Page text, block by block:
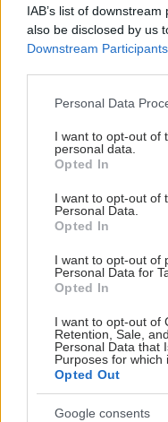
IAB’s list of
also be disclosed by us
Downstream Participants
Please note that this
not limited to your visit
grant or deny consent
use your data for below
consent section.
Personal Data
I want to opt-out of
personal data.
Opted In
I want to opt-out of
Personal Data.
Opted In
I want to opt-out of
Personal Data for
Opted In
I want to opt-out of
Retention, Sale,
Personal Data that
Purposes for which
Opted Out
Google consents